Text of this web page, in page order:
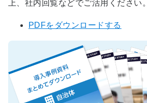
上、社内回覧などでご活用ください。
PDFをダウンロードする